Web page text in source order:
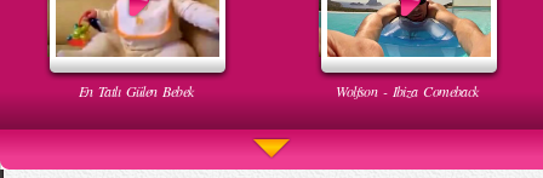
En Tatlı Gülen Bebek Wolfson - Ibiza Comeback